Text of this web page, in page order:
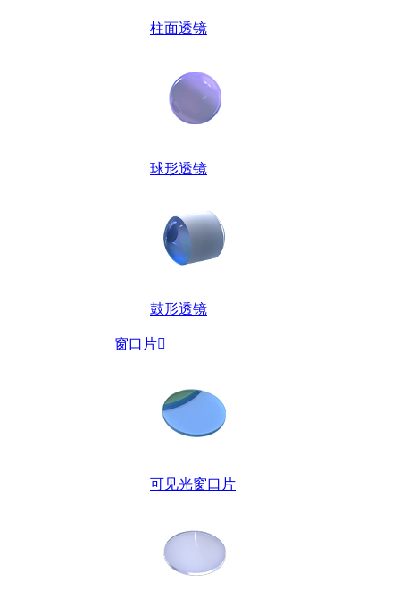
柱面透镜
球形透镜
鼓形透镜
窗口片
可见光窗口片